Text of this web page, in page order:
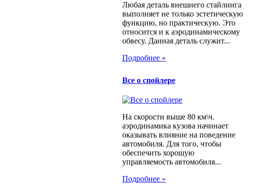
Любая деталь внешнего стайлинга
выполняет не только эстетическую
функцию, но практическую. Это
относится и к аэродинамическому
обвесу. Данная деталь служит...
Подробнее »
Все о спойлере
На скорости выше 80 км\ч.
аэродинамика кузова начинает
оказывать влияние на поведение
автомобиля. Для того, чтобы
обеспечить хорошую
управляемость автомобиля...
Подробнее »